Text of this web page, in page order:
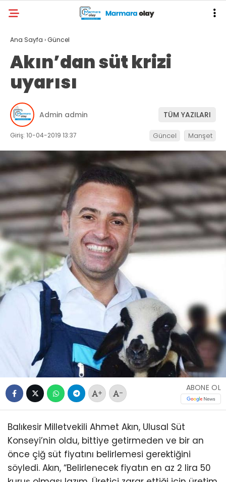
Ana Sayfa ›Güncel
Akın’dan süt krizi
uyarısı
Admin admin TÜM YAZILARI
Giriş: 10-04-2019 13:37 Güncel Manşet
+ -
ABONE OL
Balıkesir Milletvekili Ahmet Akın, Ulusal Süt
Konseyi’nin oldu, bittiye getirmeden ve bir an
önce çiğ süt fiyatını belirlemesi gerektiğini
söyledi. Akın, “Belirlenecek fiyatın en az 2 lira 50